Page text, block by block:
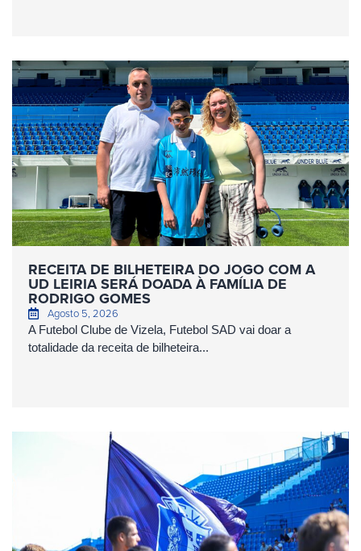
RECEITA DE BILHETEIRA DO JOGO COM A
UD LEIRIA SERÁ DOADA À FAMÍLIA DE
RODRIGO GOMES
Agosto 5, 2026
A Futebol Clube de Vizela, Futebol SAD vai doar a
totalidade da receita de bilheteira...